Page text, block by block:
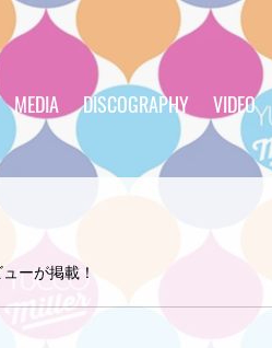
MEDIA DISCOGRAPHY VIDEO
ーが掲載！